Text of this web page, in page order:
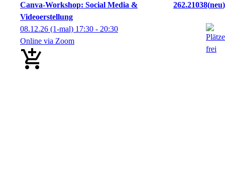
Canva-Workshop: Social Media &
Videoerstellung
262.21038 neu
08.12.26 (1-mal) 17:30 - 20:30
Online via Zoom